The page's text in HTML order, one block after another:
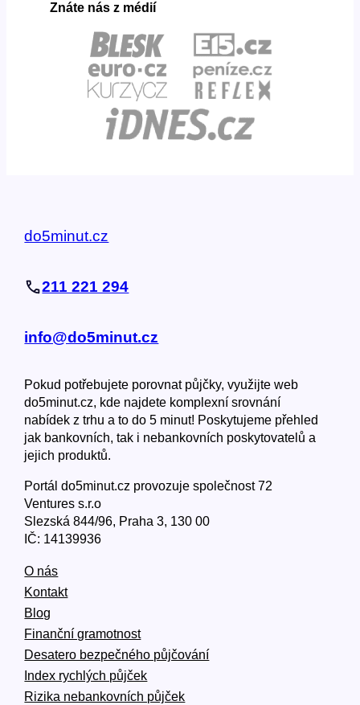
Znáte nás z médií
do5minut.cz
211 221 294
info@do5minut.cz
Pokud potřebujete porovnat půjčky, využijte web
do5minut.cz, kde najdete komplexní srovnání
nabídek z trhu a to do 5 minut! Poskytujeme přehled
jak bankovních, tak i nebankovních poskytovatelů a
jejich produktů.
Portál do5minut.cz provozuje společnost 72
Ventures s.r.o
Slezská 844/96, Praha 3, 130 00
IČ: 14139936
O nás
Kontakt
Blog
Finanční gramotnost
Desatero bezpečného půjčování
Index rychlých půjček
Rizika nebankovních půjček